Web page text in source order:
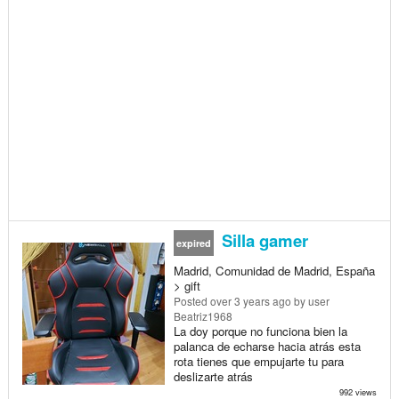
expired Silla gamer
Madrid, Comunidad de Madrid, España
> gift
Posted over 3 years ago by user
Beatriz1968
La doy porque no funciona bien la
palanca de echarse hacia atrás esta
rota tienes que empujarte tu para
deslizarte atrás
992 views